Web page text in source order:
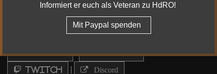
Impressum & Datenschutz | Facebook
Youtube | Twitter |
Twitch Discord
Informiert er euch als Veteran zu HdRO!
Mit Paypal spenden